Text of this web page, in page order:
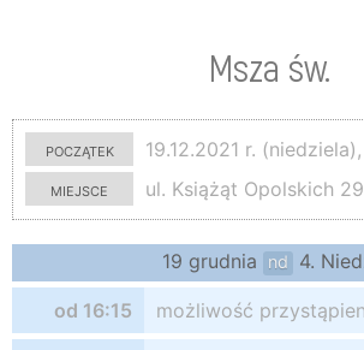
Msza św.
początek
19.12.2021 r.
miejsce
ul. Książąt Opolskich
19 grudnia nd 4.
od 16:15 możliwość